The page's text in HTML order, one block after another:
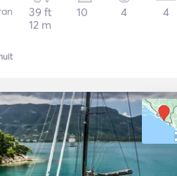
39 ft
12 m
10 4 4